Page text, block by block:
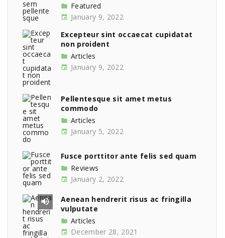
Featured
January 9, 2022
Excepteur sint occaecat cupidatat
non proident
Articles
January 9, 2022
Pellentesque sit amet metus
commodo
Articles
January 5, 2022
Fusce porttitor ante felis sed quam
Reviews
January 2, 2022
Aenean hendrerit risus ac fringilla
vulputate
Articles
December 28, 2021